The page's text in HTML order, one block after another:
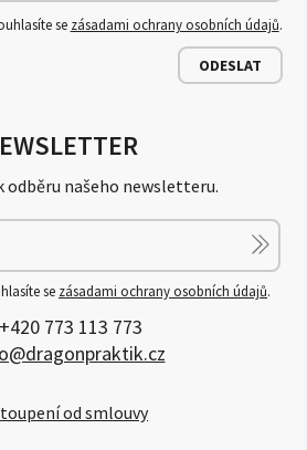
se zásadami ochrany osobních údajů.
ODESLAT
odběru našeho newsletteru.
se zásadami ochrany osobních údajů.
+420 773 113 773
od smlouvy